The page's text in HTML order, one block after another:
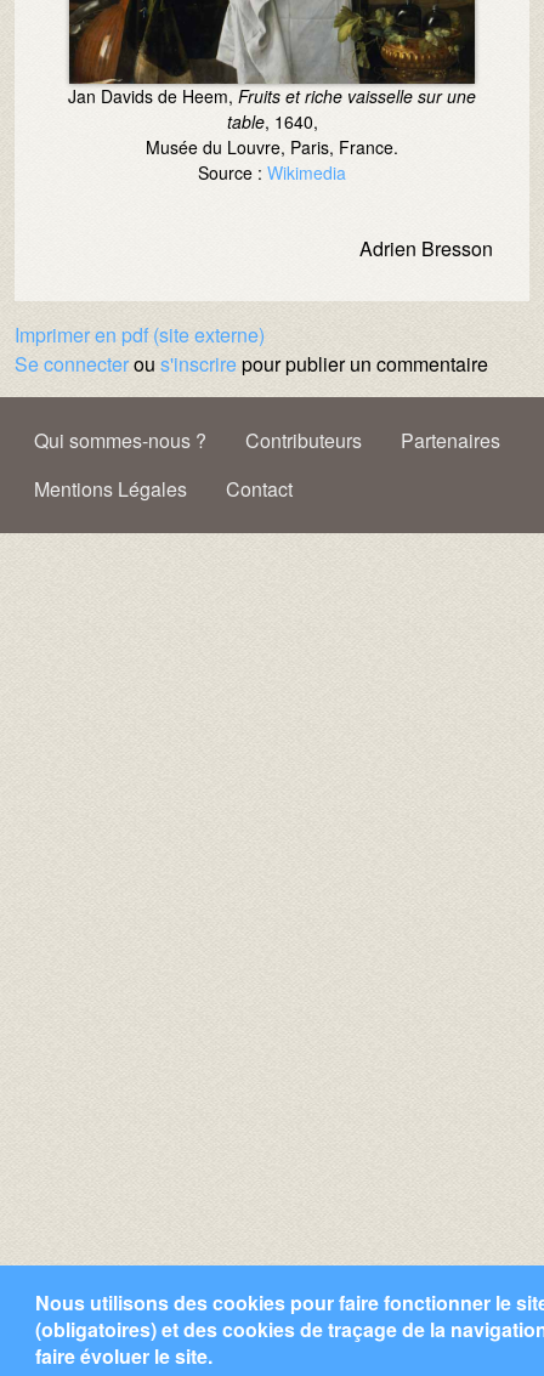
Jan Davids de Heem, Fruits et riche vaisselle sur une
table, 1640,
Musée du Louvre, Paris, France.
Source : Wikimedia
Adrien Bresson
Imprimer en pdf (site externe)
Se connecterou s'inscrirepour publier un commentaire
Pied de page
Qui sommes-nous ? Contributeurs
Partenaires
Mentions Légales
Contact
Nous utilisons des cookies pour faire fonctionner le
(obligatoires) et des cookies de traçage de la
faire évoluer le site.